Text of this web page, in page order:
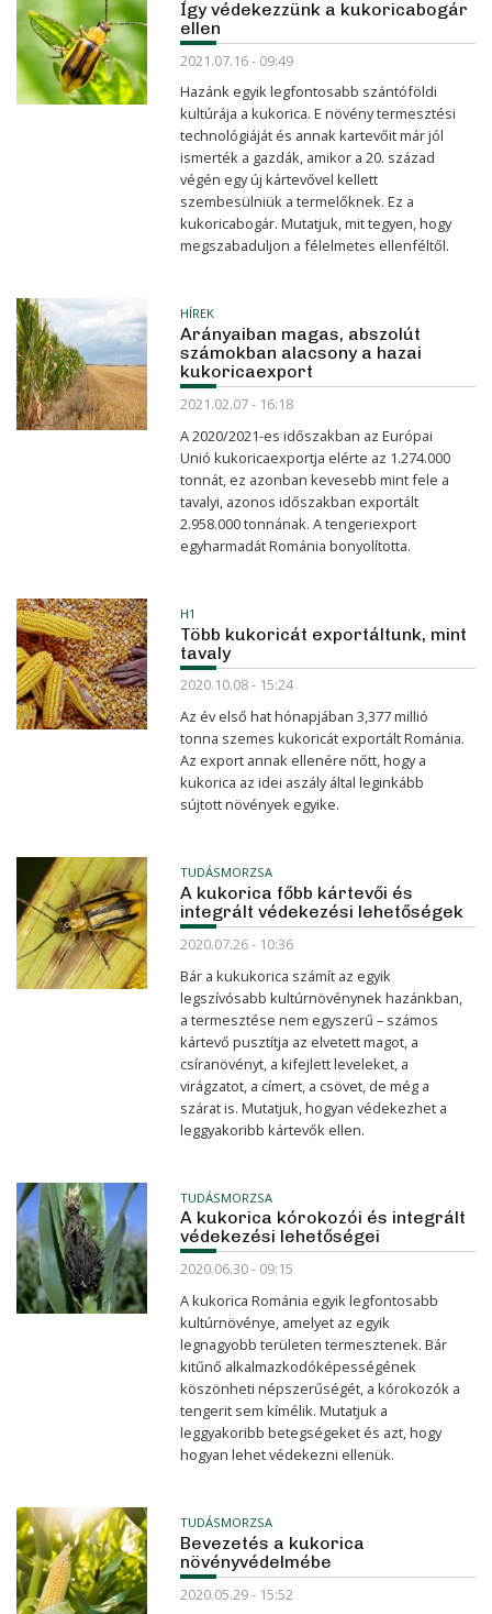
Így védekezzünk a kukoricabogár
ellen
2021.07.16 - 09:49
Hazánk egyik legfontosabb szántóföldi
kultúrája a kukorica. E növény termesztési
technológiáját és annak kartevőit már jól
ismerték a gazdák, amikor a 20. század
végén egy új kártevővel kellett
szembesülniük a termelőknek. Ez a
kukoricabogár. Mutatjuk, mit tegyen, hogy
megszabaduljon a félelmetes ellenféltől.
HÍREK
Arányaiban magas, abszolút
számokban alacsony a hazai
kukoricaexport
2021.02.07 - 16:18
A 2020/2021-es időszakban az Európai
Unió kukoricaexportja elérte az 1.274.000
tonnát, ez azonban kevesebb mint fele a
tavalyi, azonos időszakban exportált
2.958.000 tonnának. A tengeriexport
egyharmadát Románia bonyolította.
H1
Több kukoricát exportáltunk, mint
tavaly
2020.10.08 - 15:24
Az év első hat hónapjában 3,377 millió
tonna szemes kukoricát exportált Románia.
Az export annak ellenére nőtt, hogy a
kukorica az idei aszály által leginkább
sújtott növények egyike.
TUDÁSMORZSA
A kukorica főbb kártevői és
integrált védekezési lehetőségek
2020.07.26 - 10:36
Bár a kukukorica számít az egyik
legszívósabb kultúrnövénynek hazánkban,
a termesztése nem egyszerű – számos
kártevő pusztítja az elvetett magot, a
csíranövényt, a kifejlett leveleket, a
virágzatot, a címert, a csövet, de még a
szárat is. Mutatjuk, hogyan védekezhet a
leggyakoribb kártevők ellen.
TUDÁSMORZSA
A kukorica kórokozói és integrált
védekezési lehetőségei
2020.06.30 - 09:15
A kukorica Románia egyik legfontosabb
kultúrnövénye, amelyet az egyik
legnagyobb területen termesztenek. Bár
kitűnő alkalmazkodóképességének
köszönheti népszerűségét, a kórokozók a
tengerit sem kímélik. Mutatjuk a
leggyakoribb betegségeket és azt, hogy
hogyan lehet védekezni ellenük.
TUDÁSMORZSA
Bevezetés a kukorica
növényvédelmébe
2020.05.29 - 15:52